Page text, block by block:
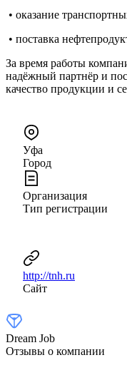
• оказание
• поставка
За время работы
надёжный партнёр и
качество продукции и
Уфа
Город
Организация
Тип регистрации
http://tnh.ru
Сайт
Dream Job
Отзывы о компании